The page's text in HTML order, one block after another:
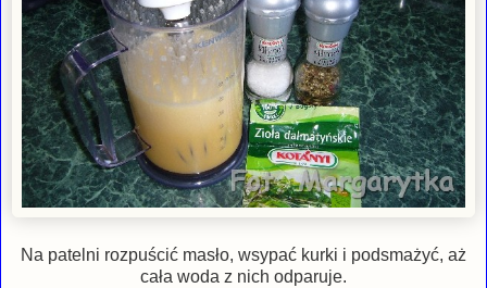
Na patelni rozpuścić masło, wsypać kurki i podsmażyć, aż
cała woda z nich odparuje.